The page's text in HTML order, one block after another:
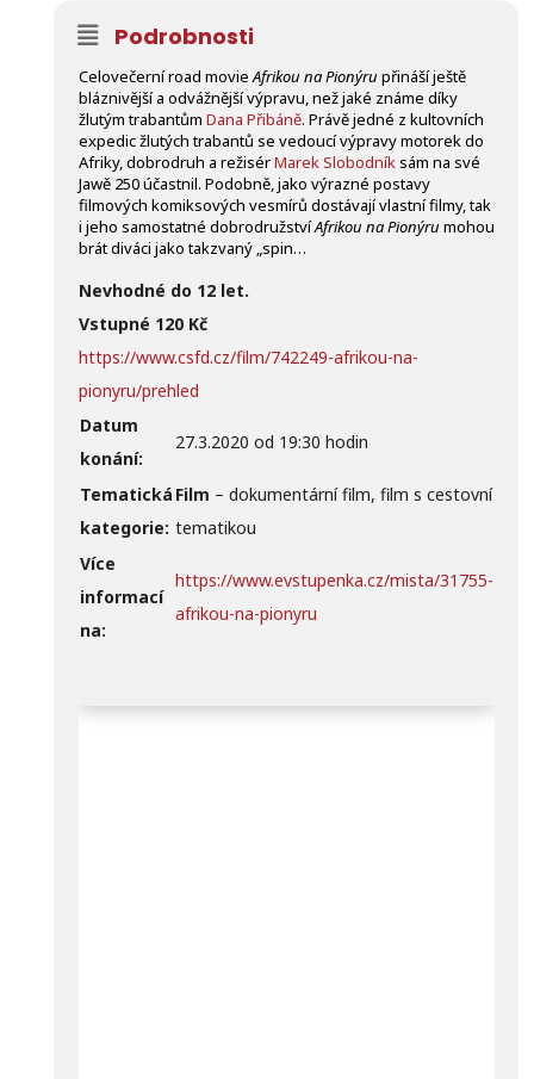
Podrobnosti
Celovečerní road movie Afrikou na Pionýru přináší ještě
bláznivější a odvážnější výpravu, než jaké známe díky
žlutým trabantům Dana Přibáně. Právě jedné z kultovních
expedic žlutých trabantů se vedoucí výpravy motorek do
Afriky, dobrodruh a režisérMarek Slobodník sám na své
Jawě 250 účastnil. Podobně, jako výrazné postavy
filmových komiksových vesmírů dostávají vlastní filmy, tak
i jeho samostatné dobrodružstvíAfrikou na Pionýru mohou
brát diváci jako takzvaný „spin…
Nevhodné do 12 let.
Vstupné 120 Kč
https://www.csfd.cz/film/742249-afrikou-na-
pionyru/prehled
Datum
konání:
27.3.2020 od 19:30 hodin
Tematická
kategorie:
Film – dokumentární film, film s cestovní
tematikou
Více
informací
na:
https://www.evstupenka.cz/mista/31755-
afrikou-na-pionyru